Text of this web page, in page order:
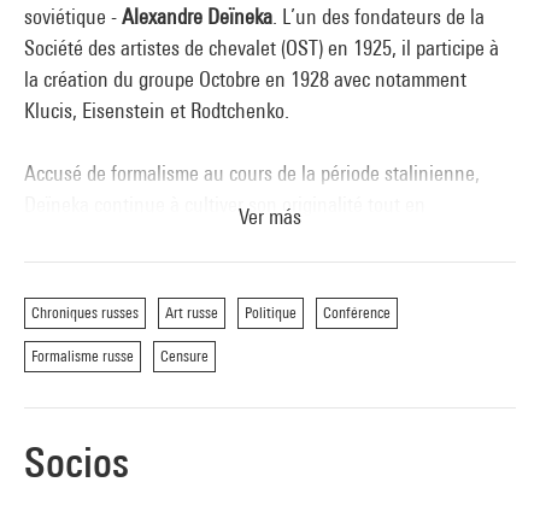
soviétique -Alexandre Deïneka. L’un des fondateurs de la
Société des artistes de chevalet (OST) en 1925, il participe à
la création du groupe Octobre en 1928 avec notamment
Klucis, Eisenstein et Rodtchenko.
Accusé de formalisme au cours de la période stalinienne,
Deïneka continue à cultiver son originalité tout en
Ver más
Chroniques russes Art russe Politique Conférence
Formalisme russe Censure
Socios